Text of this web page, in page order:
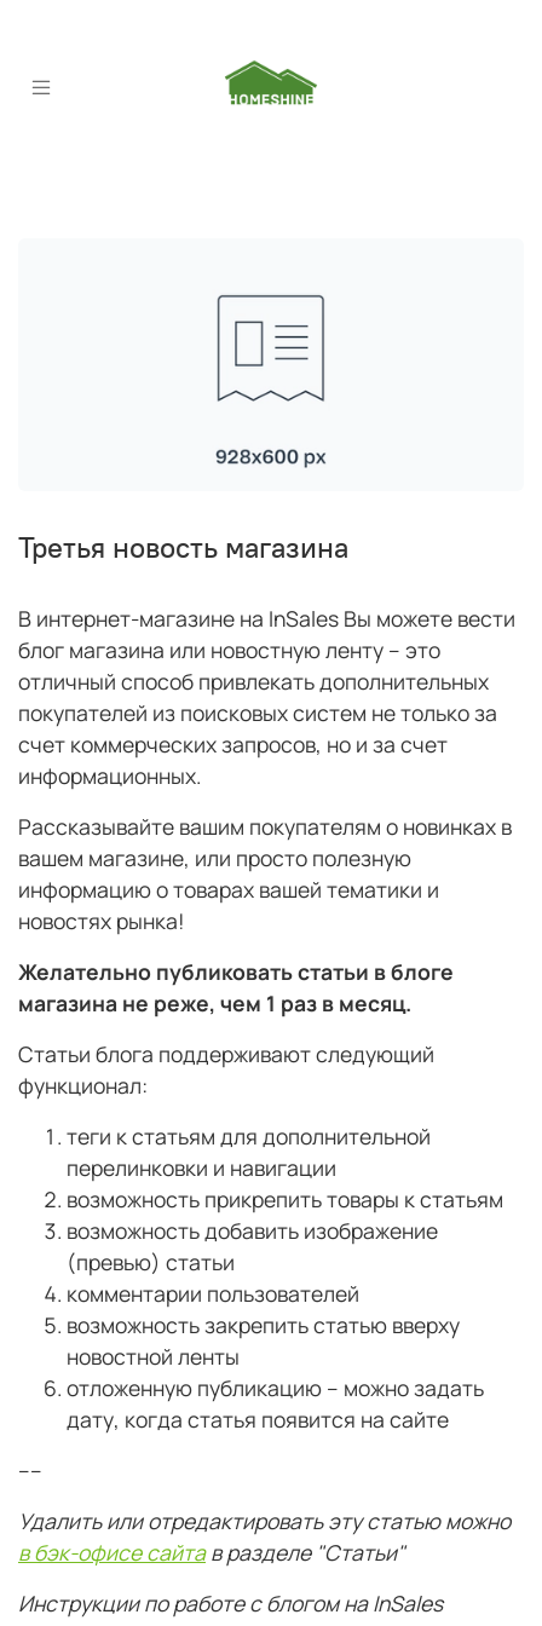
Третья новость магазина
В интернет-магазине на InSales Вы можете вести
блог магазина или новостную ленту – это
отличный способ привлекать дополнительных
покупателей из поисковых систем не только за
счет коммерческих запросов, но и за счет
информационных.
Рассказывайте вашим покупателям о новинках в
вашем магазине, или просто полезную
информацию о товарах вашей тематики и
новостях рынка!
Желательно публиковать статьи в блоге
магазина не реже, чем 1 раз в месяц.
Статьи блога поддерживают следующий
функционал:
теги к статьям для дополнительной
перелинковки и навигации
возможность прикрепить товары к статьям
возможность добавить изображение
(превью) статьи
комментарии пользователей
возможность закрепить статью вверху
новостной ленты
отложенную публикацию – можно задать
дату, когда статья появится на сайте
----
Удалить или отредактировать эту статью можно
в бэк-офисе сайтав разделе "Статьи"
Инструкции по работе с блогом на InSales